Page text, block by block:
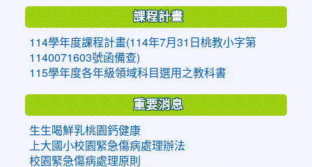
課程計畫
114學年度課程計畫(114年7月31日桃教小字第
1140071603號函備查)
115學年度各年級領域科目選用之教科書
重要消息
生生喝鮮乳桃園鈣健康
上大國小校園緊急傷病處理辦法
校園緊急傷病處理原則